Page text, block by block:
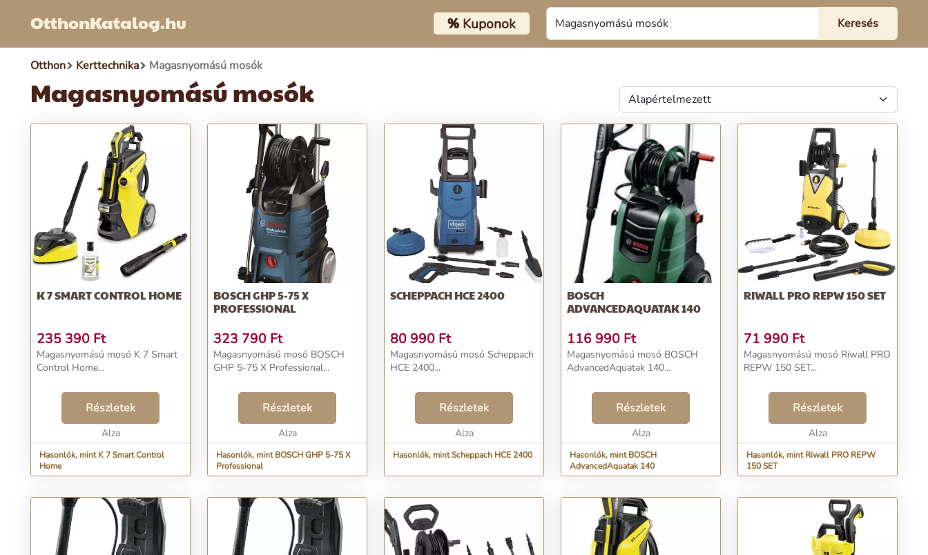
OtthonKatalog.hu %Kuponok
Otthon Kerttechnika Magasnyomású mosók
Magasnyomású mosók
K 7 SMART CONTROL HOME
235 390 Ft
Magasnyomású mosó K 7 Smart
Control Home...
Részletek
Alza
Hasonlók, mint K 7 Smart Control
Home
BOSCH GHP 5-75 X
PROFESSIONAL
323 790 Ft
Magasnyomású mosó BOSCH
GHP 5-75 X Professional...
Részletek
Alza
Hasonlók, mint BOSCH GHP 5-75 X
Professional
SCHEPPACH HCE 2400
80 990 Ft
Magasnyomású mosó Scheppach
HCE 2400...
Részletek
Alza
Hasonlók, mint Scheppach HCE 2400
BOSCH
ADVANCEDAQUATAK 140
116 990 Ft
Magasnyomású mosó BOSCH
AdvancedAquatak 140...
Részletek
Alza
Hasonlók, mint BOSCH
AdvancedAquatak 140
RIWALL PRO REPW 150 SET
71 990 Ft
Magasnyomású mosó Riwall PRO
REPW 150 SET...
Részletek
Alza
Hasonlók, mint Riwall PRO REPW
150 SET